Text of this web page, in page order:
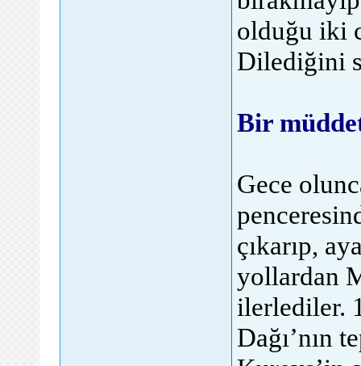
olduğu iki
Dilediğini
Bir
Gece
çıkarıp,
yollardan
ilerlediler.
Dağı’nın